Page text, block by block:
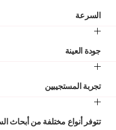
السرعة
جودة العينة
تجربة المستجيبين
تتوفر أنواع مختلفة من أبحاث